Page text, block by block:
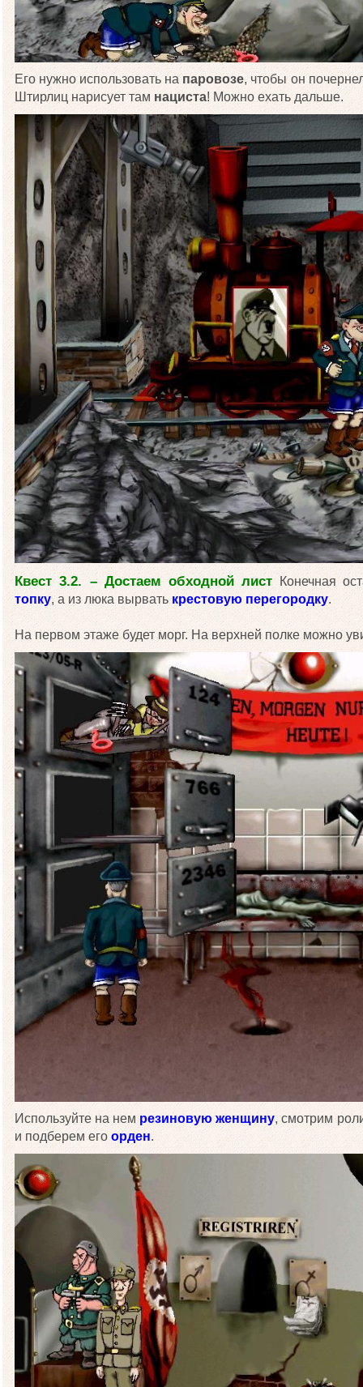
Его нужно использовать напаровозе, чтобы он
Штирлиц нарисует там нациста! Можно ехать дальше.
Квест 3.2. – Достаем обходной лист Конечная
топку, а из люка вырвать крестовую перегородку.
На первом этаже будет морг. На верхней полке можно
Используйте на нем резиновую женщину, смотрим
и подберем его орден.